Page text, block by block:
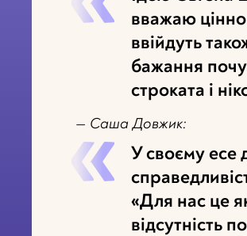
вважаю
ввійдуть
бажання
строката і
— Саша Довжик:
У своєму есе
«Для нас це
відсутність